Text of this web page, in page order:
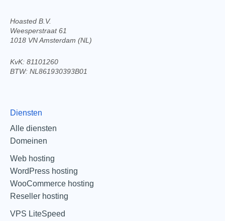
Hoasted B.V.
Weesperstraat 61
1018 VN Amsterdam (NL)
KvK: 81101260
BTW: NL861930393B01
Diensten
Alle diensten
Domeinen
Web hosting
WordPress hosting
WooCommerce hosting
Reseller hosting
VPS LiteSpeed